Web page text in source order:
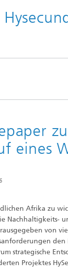
eines
Afrika zu
Nachhaltigkeits-
von
den
strategische
Projektes